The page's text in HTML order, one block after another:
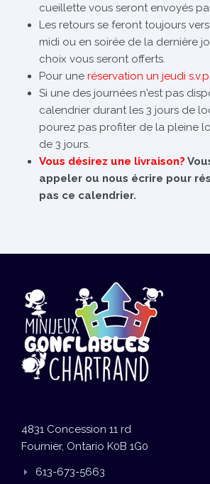
cueillette vous seront envoyés
Les retours se feront toujours
midi ou en soirée de la dernière
choix vous seront offerts.
Pour une réservation un jeudi
Si une des journées n'est pas
calendrier durant les 3 jours de
pourez pas profiter de la pleine
de 3 jours.
Vous désirez une livraison?
appeler ou nous écrire pour
pas ce calendrier.
4831 Concession 11 rd
Fournier, Ontario K0B 1G0
613-673-5663